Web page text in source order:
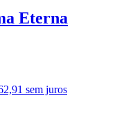
Eterna
sem juros